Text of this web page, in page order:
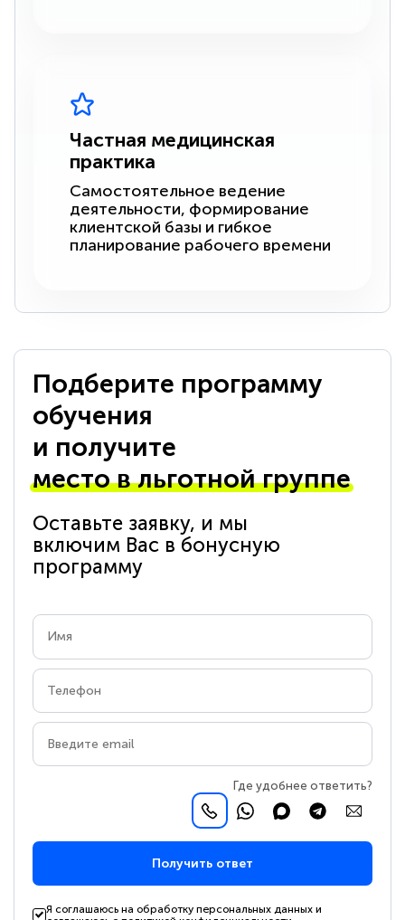
Частная медицинская
практика
Самостоятельное ведение
деятельности, формирование
клиентской базы и гибкое
планирование рабочего времени
Подберите программу
обучения
и получите
место в льготной группе
Оставьте заявку, и мы
включим Вас в бонусную
программу
Где удобнее ответить?
Получить ответ
Я соглашаюсь на обработку персональных данных и